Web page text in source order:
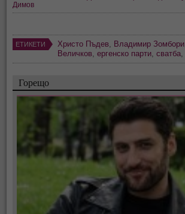
Димов
ЕТИКЕТИ Христо Пъдев, Владимир Зомбори
Величков,ергенско парти,сватба
Горещо